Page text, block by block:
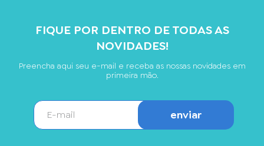
FIQUE POR DENTRO DE TODAS AS
NOVIDADES!
Preencha aqui seu e-mail e receba as nossas novidades em
primeira mão.
enviar